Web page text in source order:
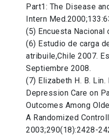
Part1: The Disease
Intern
(5) Encuesta Nacional
(6) Estudio de carga
atribuile,Chile 2007.
Septiembre 2008.
(7) Elizabeth H. B.
Depression Care on
Outcomes Among
A Randomized
2003;290(18):2428-